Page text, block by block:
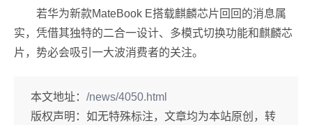
若华为新款MateBook E搭载麒麟芯片回回的消息属
实，凭借其独特的二合一设计、多模式切换功能和麒麟芯
片，势必会吸引一大波消费者的关注。
本文地址： /news/4050.html
版权声明： 如无特殊标注，文章均为本站原创，转